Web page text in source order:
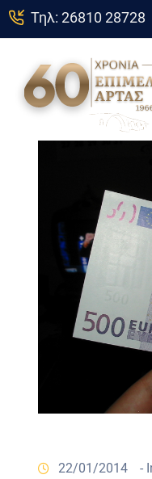
Τηλ: 26810 28728
22/01/2014 -